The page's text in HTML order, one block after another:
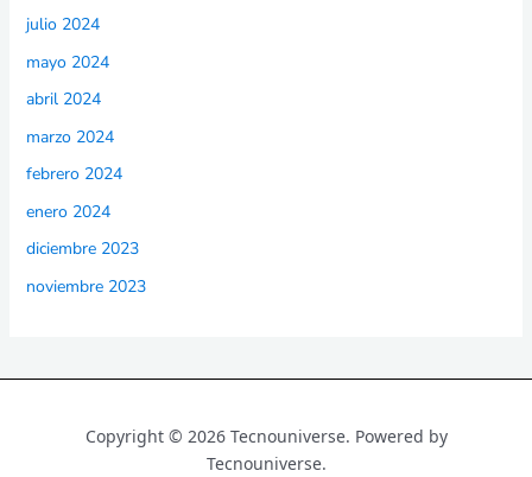
julio 2024
mayo 2024
abril 2024
marzo 2024
febrero 2024
enero 2024
diciembre 2023
noviembre 2023
Copyright © 2026 Tecnouniverse. Powered by
Tecnouniverse.